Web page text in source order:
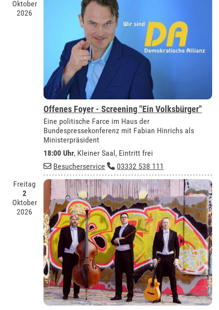
Oktober
2026
Offenes Foyer - Screening "Ein Volksbürger"
Eine politische Farce im Haus der
Bundespressekonferenz mit Fabian Hinrichs als
Ministerpräsident
18:00 Uhr, Kleiner Saal , Eintritt frei
Besucherservice
03332 538 111
Freitag
2
Oktober
2026